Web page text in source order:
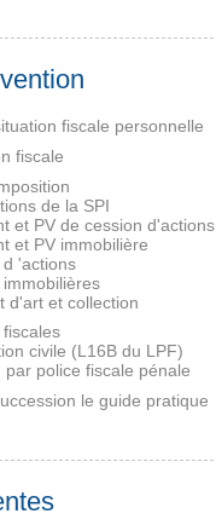
fiscale personnelle
fiscale
de la SPI
et PV de cession d'actions
et PV immobilière
d 'actions
d'art et collection
civile (L16B du LPF)
par police fiscale pénale
le guide pratique